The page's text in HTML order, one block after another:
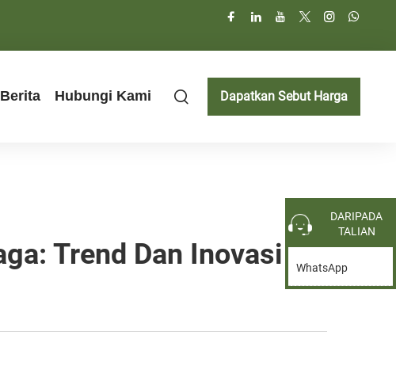
Berita Hubungi Kami Dapatkan Sebut Harga
Trend Dan Inovasi
DARIPADA
TALIAN
WhatsApp